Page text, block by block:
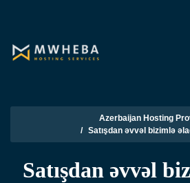
Azerbaijan Hosting
Satışdan əvvəl bizimlə
Satışdan əvvəl